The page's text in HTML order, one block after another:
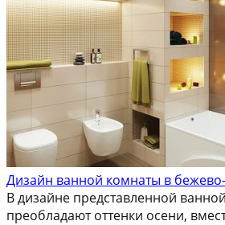
Дизайн ванной комнаты в
В дизайне представленной
преобладают оттенки осени,